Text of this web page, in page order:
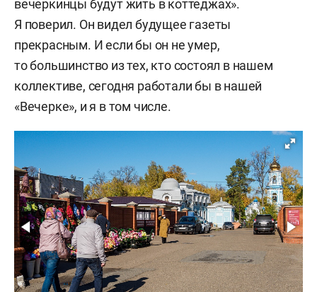
вечеркинцы будут жить в коттеджах».
Я поверил. Он видел будущее газеты
прекрасным. И если бы он не умер,
то большинство из тех, кто состоял в нашем
коллективе, сегодня работали бы в нашей
«Вечерке», и я в том числе.